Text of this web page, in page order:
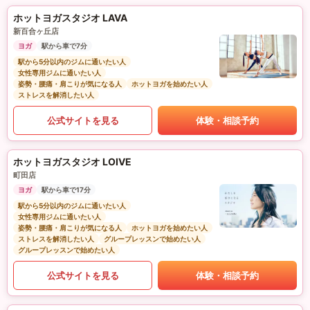
ホットヨガスタジオ LAVA
新百合ヶ丘店
ヨガ
駅から車で7分
駅から5分以内のジムに通いたい人
女性専用ジムに通いたい人
姿勢・腰痛・肩こりが気になる人
ホットヨガを始めたい人
ストレスを解消したい人
公式サイトを見る 体験・相談予約
ホットヨガスタジオ LOIVE
町田店
ヨガ
駅から車で17分
駅から5分以内のジムに通いたい人
女性専用ジムに通いたい人
姿勢・腰痛・肩こりが気になる人
ホットヨガを始めたい人
ストレスを解消したい人
グループレッスンで始めたい人
グループレッスンで始めたい人
公式サイトを見る 体験・相談予約